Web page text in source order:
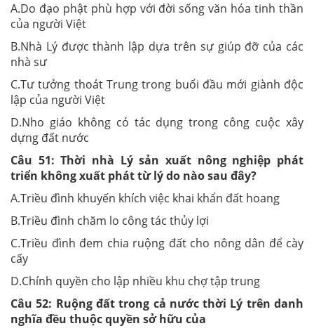
A.Do đạo phật phù hợp với đời sống văn hóa tinh thần
của người Việt
B.Nhà Lý được thành lập dựa trên sự giúp đỡ của các
nhà sư
C.Tư tưởng thoát Trung trong buổi đầu mới giành độc
lập của người Việt
D.Nho giáo không có tác dụng trong công cuộc xây
dựng đất nước
Câu 51: Thời nhà Lý sản xuất nông nghiệp phát
triển không xuất phát từ lý do nào sau đây?
A.Triều đình khuyến khích việc khai khẩn đất hoang
B.Triều đình chăm lo công tác thủy lợi
C.Triều đình đem chia ruộng đất cho nông dân để cày
cấy
D.Chính quyền cho lập nhiều khu chợ tập trung
Câu 52: Ruộng đất trong cả nước thời Lý trên danh
nghĩa đều thuộc quyền sở hữu của